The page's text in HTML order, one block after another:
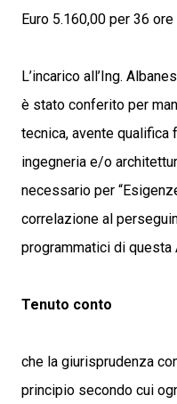
Euro 5.160,00 per 36
L’incarico all’Ing.
è stato conferito per
tecnica, avente qualifica
ingegneria e/o
necessario per
correlazione al
programmatici di questa
Tenuto conto
che la giurisprudenza
principio secondo cui